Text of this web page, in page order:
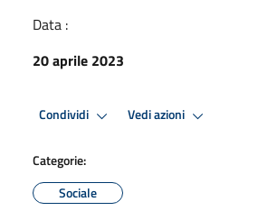
Data :
20 aprile 2023
Condividi Vedi azioni
Categorie:
Sociale